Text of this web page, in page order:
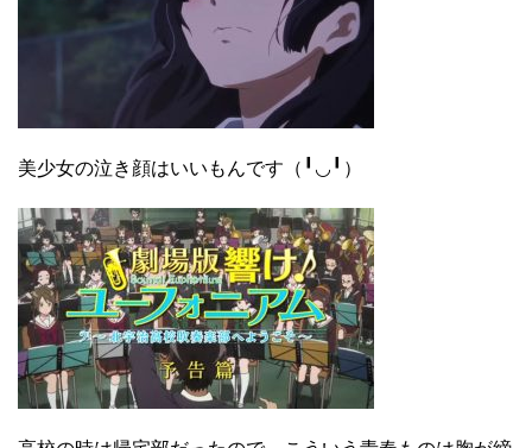
美少女の泣き顔はいいもんです（╹◡╹）